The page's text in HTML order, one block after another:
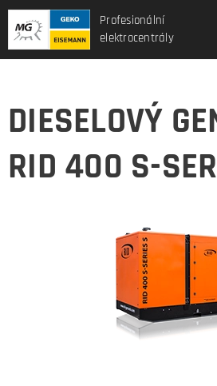
Profesionální
elektrocentrály
DIESELOVÝ
RID 400 S-